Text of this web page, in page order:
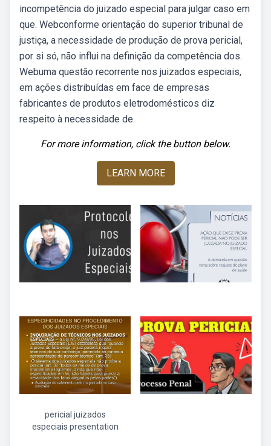
incompetência do juizado especial para julgar caso em
que. Webconforme orientação do superior tribunal de
justiça, a necessidade de produção de prova pericial,
por si só, não influi na definição da competência dos.
Webuma questão recorrente nos juizados especiais,
em ações distribuídas em face de empresas
fabricantes de produtos eletrodomésticos diz
respeito à necessidade de.
For more information, click the button below.
LEARN MORE
pericial juizados
especiais presentation